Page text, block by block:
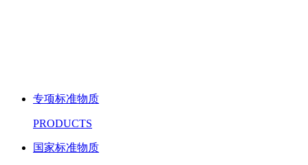
专项标准物质
PRODUCTS
国家标准物质